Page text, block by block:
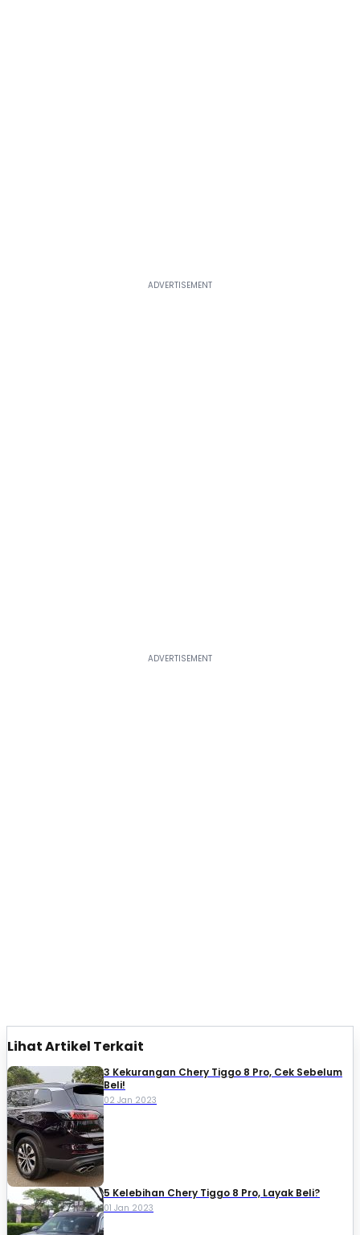
Lihat Artikel Terkait
3 Kekurangan Chery Tiggo 8 Pro, Cek Sebelum
Beli!
02 Jan 2023
5 Kelebihan Chery Tiggo 8 Pro, Layak Beli?
01 Jan 2023